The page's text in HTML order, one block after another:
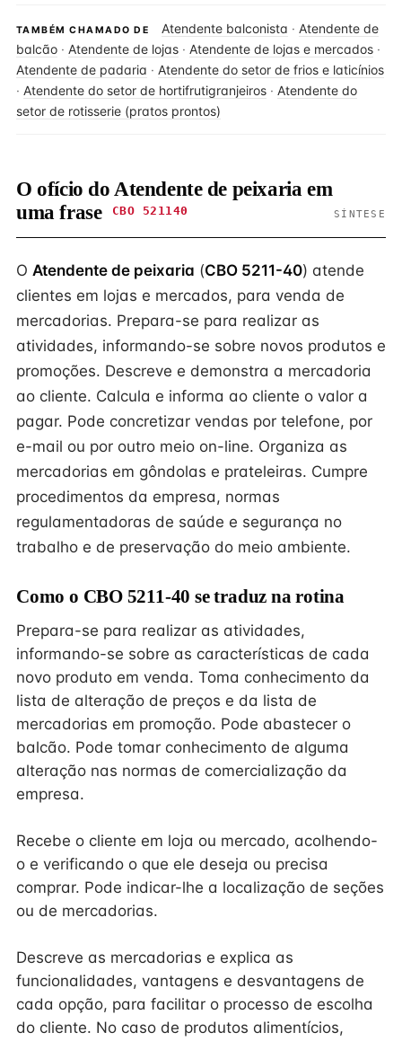
TAMBÉM CHAMADO DE Atendente balconista · Atendente de
balcão · Atendente de lojas · Atendente de lojas e mercados ·
Atendente de padaria · Atendente do setor de frios e laticínios
· Atendente do setor de hortifrutigranjeiros · Atendente do
setor de rotisserie (pratos prontos)
O ofício do Atendente de peixaria em
uma frase
CBO 521140 SÍNTESE
O Atendente de peixaria (CBO 5211-40) atende
clientes em lojas e mercados, para venda de
mercadorias. Prepara-se para realizar as
atividades, informando-se sobre novos produtos e
promoções. Descreve e demonstra a mercadoria
ao cliente. Calcula e informa ao cliente o valor a
pagar. Pode concretizar vendas por telefone, por
e-mail ou por outro meio on-line. Organiza as
mercadorias em gôndolas e prateleiras. Cumpre
procedimentos da empresa, normas
regulamentadoras de saúde e segurança no
trabalho e de preservação do meio ambiente.
Como o CBO 5211-40 se traduz na rotina
Prepara-se para realizar as atividades,
informando-se sobre as características de cada
novo produto em venda. Toma conhecimento da
lista de alteração de preços e da lista de
mercadorias em promoção. Pode abastecer o
balcão. Pode tomar conhecimento de alguma
alteração nas normas de comercialização da
empresa.
Recebe o cliente em loja ou mercado, acolhendo-
o e verificando o que ele deseja ou precisa
comprar. Pode indicar-lhe a localização de seções
ou de mercadorias.
Descreve as mercadorias e explica as
funcionalidades, vantagens e desvantagens de
cada opção, para facilitar o processo de escolha
do cliente. No caso de produtos alimentícios,